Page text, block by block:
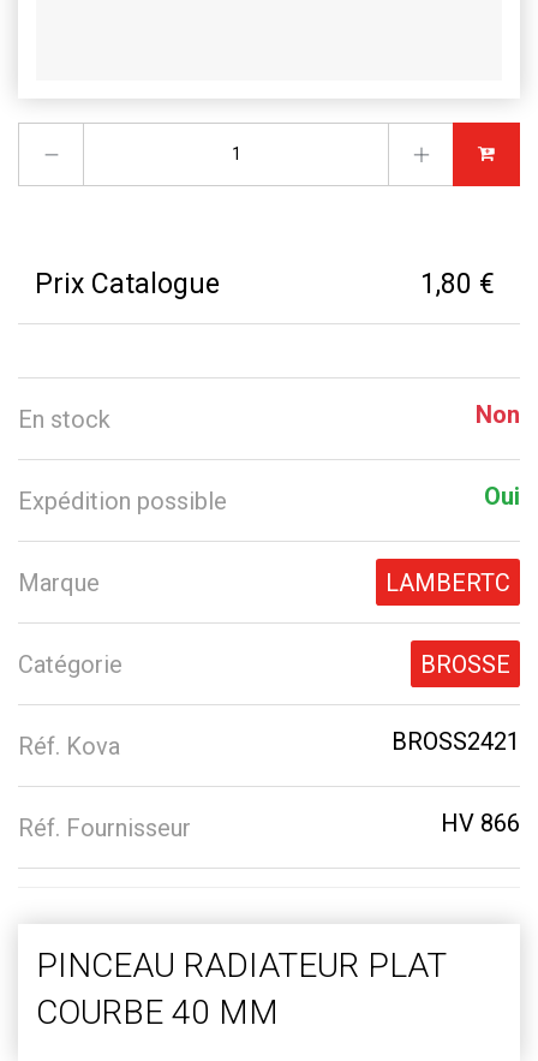
Prix Catalogue 1,80 €
En stock Non
Expédition possible Oui
Marque LAMBERTC
Catégorie BROSSE
Réf. Kova BROSS2421
Réf. Fournisseur HV 866
PINCEAU RADIATEUR PLAT
COURBE 40 MM